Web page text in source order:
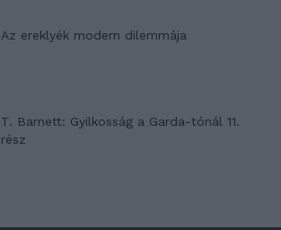
Az ereklyék modern dilemmája
T. Barnett: Gyilkosság a Garda-tónál 11.
rész